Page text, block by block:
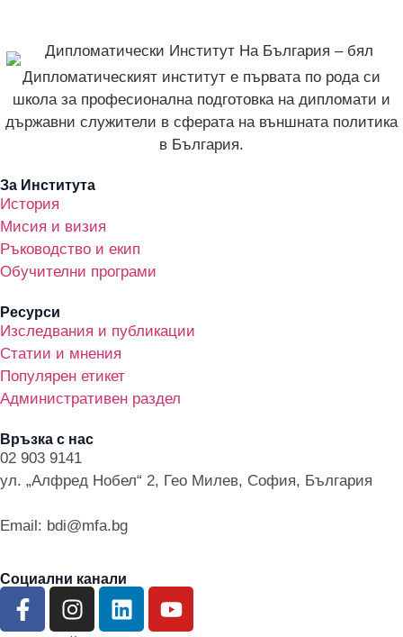
Дипломатическият институт е първата по рода си
школа за професионална подготовка на дипломати и
държавни служители в сферата на външната политика
в България.
За Института
История
Мисия и визия
Ръководство и екип
Обучителни програми
Ресурси
Изследвания и публикации
Статии и мнения
Популярен етикет
Административен раздел
Връзка с нас
02 903 9141
ул. „Алфред Нобел“ 2, Гео Милев, София, България
Email: bdi@mfa.bg
Социални канали